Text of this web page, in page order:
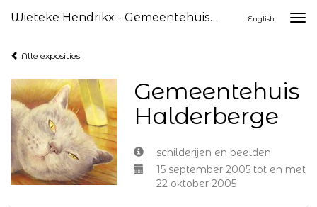
Wieteke Hendrikx - Gemeentehuis Halderberge English
Alle exposities
Gemeentehuis
Halderberge
schilderijen en beelden
15 september 2005 tot en met
22 oktober 2005